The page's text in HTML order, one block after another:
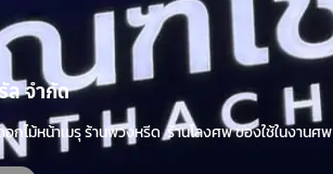
ล จำกัด
ไม้หน้าเมรุ ร้านพวงหรีด ร้านโลงศพ ของใช้ในงานศพ